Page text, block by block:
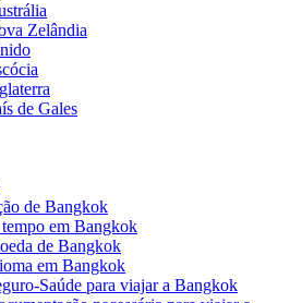
Zelândia
de Gales
de Bangkok
em Bangkok
de Bangkok
em Bangkok
Saúde para viajar a Bangkok